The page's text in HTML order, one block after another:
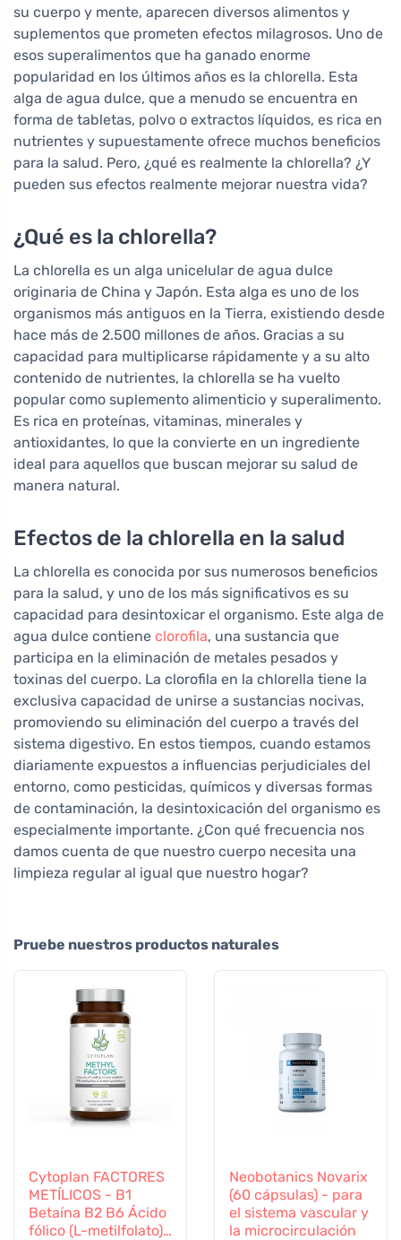
su cuerpo y mente, aparecen diversos alimentos y
suplementos que prometen efectos milagrosos. Uno de
esos superalimentos que ha ganado enorme
popularidad en los últimos años es la chlorella. Esta
alga de agua dulce, que a menudo se encuentra en
forma de tabletas, polvo o extractos líquidos, es rica en
nutrientes y supuestamente ofrece muchos beneficios
para la salud. Pero, ¿qué es realmente la chlorella? ¿Y
pueden sus efectos realmente mejorar nuestra vida?
¿Qué es la chlorella?
La chlorella es un alga unicelular de agua dulce
originaria de China y Japón. Esta alga es uno de los
organismos más antiguos en la Tierra, existiendo desde
hace más de 2.500 millones de años. Gracias a su
capacidad para multiplicarse rápidamente y a su alto
contenido de nutrientes, la chlorella se ha vuelto
popular como suplemento alimenticio y superalimento.
Es rica en proteínas, vitaminas, minerales y
antioxidantes, lo que la convierte en un ingrediente
ideal para aquellos que buscan mejorar su salud de
manera natural.
Efectos de la chlorella en la salud
La chlorella es conocida por sus numerosos beneficios
para la salud, y uno de los más significativos es su
capacidad para desintoxicar el organismo. Este alga de
agua dulce contiene clorofila, una sustancia que
participa en la eliminación de metales pesados y
toxinas del cuerpo. La clorofila en la chlorella tiene la
exclusiva capacidad de unirse a sustancias nocivas,
promoviendo su eliminación del cuerpo a través del
sistema digestivo. En estos tiempos, cuando estamos
diariamente expuestos a influencias perjudiciales del
entorno, como pesticidas, químicos y diversas formas
de contaminación, la desintoxicación del organismo es
especialmente importante. ¿Con qué frecuencia nos
damos cuenta de que nuestro cuerpo necesita una
limpieza regular al igual que nuestro hogar?
Pruebe nuestros productos naturales
Cytoplan FACTORES
METÍLICOS - B1
Betaína B2 B6 Ácido
fólico (L-metilfolato)
Neobotanics Novarix
(60 cápsulas) - para
el sistema vascular y
la microcirculación